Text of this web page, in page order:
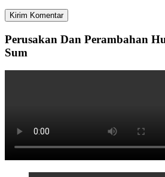
Perusakan Dan Perambahan
Sum